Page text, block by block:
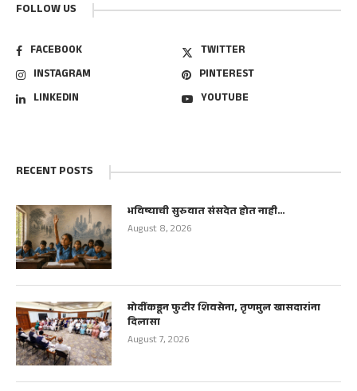
FOLLOW US
FACEBOOK
TWITTER
INSTAGRAM
PINTEREST
LINKEDIN
YOUTUBE
RECENT POSTS
भविष्याची सुरुवात संसदेत होत नाही…
August 8, 2026
मोदींकडून फुटीर शिवसेना, तृणमुल खासदारांना
दिलासा
August 7, 2026